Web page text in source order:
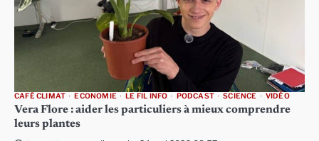
CAFÉ CLIMAT ECONOMIE LE FIL INFO PODCAST SCIENCE VIDÉO
Vera Flore : aider les particuliers à mieux comprendre
leurs plantes